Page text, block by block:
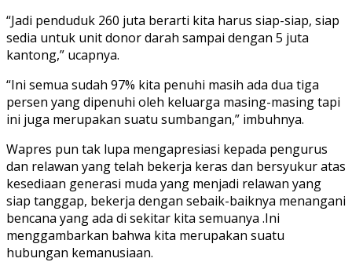
“Jadi penduduk 260 juta berarti kita harus siap-siap, siap
sedia untuk unit donor darah sampai dengan 5 juta
kantong,” ucapnya.
“Ini semua sudah 97% kita penuhi masih ada dua tiga
persen yang dipenuhi oleh keluarga masing-masing tapi
ini juga merupakan suatu sumbangan,” imbuhnya.
Wapres pun tak lupa mengapresiasi kepada pengurus
dan relawan yang telah bekerja keras dan bersyukur atas
kesediaan generasi muda yang menjadi relawan yang
siap tanggap, bekerja dengan sebaik-baiknya menangani
bencana yang ada di sekitar kita semuanya .Ini
menggambarkan bahwa kita merupakan suatu
hubungan kemanusiaan.